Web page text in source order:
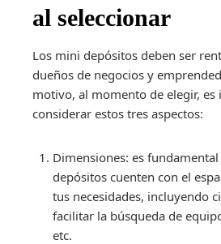
al seleccionar
Los mini depósitos deben ser
dueños de negocios y
motivo, al momento de elegir,
considerar estos tres aspectos:
Dimensiones: es
depósitos cuenten con el
tus necesidades, incluyendo
facilitar la búsqueda de
etc.